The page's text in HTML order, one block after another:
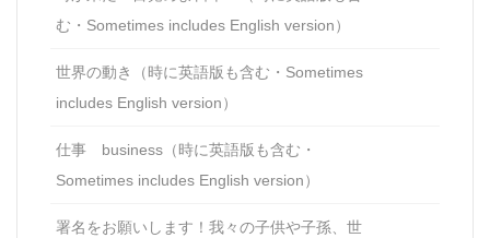
む・Sometimes includes English version）
世界の動き（時に英語版も含む・Sometimes
includes English version）
仕事 business（時に英語版も含む・
Sometimes includes English version）
署名をお願いします！我々の子供や子孫、世